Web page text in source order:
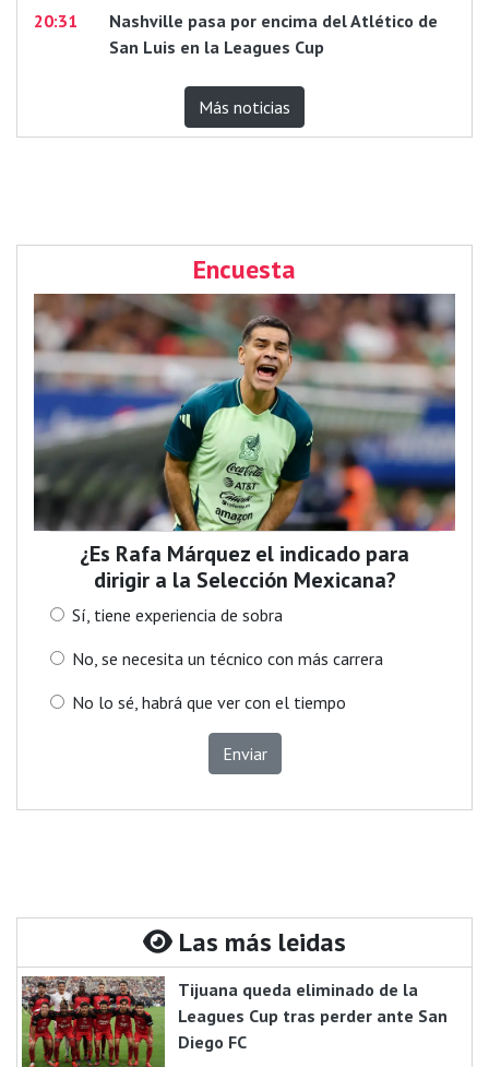
20:31
Nashville pasa por encima del Atlético de
San Luis en la Leagues Cup
Más noticias
Encuesta
¿Es Rafa Márquez el indicado para
dirigir a la Selección Mexicana?
Sí, tiene experiencia de sobra
No, se necesita un técnico con más carrera
No lo sé, habrá que ver con el tiempo
Enviar
Las más leidas
Tijuana queda eliminado de la
Leagues Cup tras perder ante San
Diego FC